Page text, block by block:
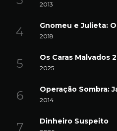
2013
Gnomeu e Julieta:
2018
Os Caras Malvados 2
2025
Operação Sombra:
2014
Dinheiro Suspeito